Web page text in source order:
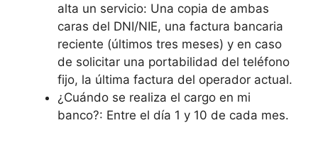
alta un servicio: Una copia de ambas
caras del DNI/NIE, una factura bancaria
reciente (últimos tres meses) y en caso
de solicitar una portabilidad del teléfono
fijo, la última factura del operador actual.
¿Cuándo se realiza el cargo en mi
banco?: Entre el día 1 y 10 de cada mes.